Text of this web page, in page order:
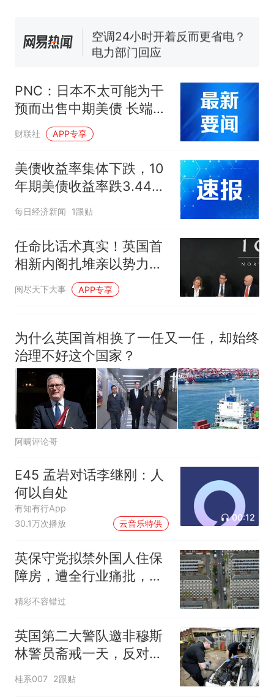
空调24小时开着反而更省电？
电力部门回应
试前13名均遭淘汰？教育局：
已叫停招聘，成立调查组全面
核查
“不建议大家买深色蛋糕”上热
搜，网友：天塌了！
那个在床头放菜刀的女孩，
人生
PNC：日本不太可能为干
预而出售中期美债 长端收
益率影响有限
财联社 APP专享
美债收益率集体下跌，10
年期美债收益率跌3.44个
基点
每日经济新闻 1跟贴
任命比话术真实！英国首
相新内阁扎堆亲以势力，
对外政策走向已定
阅尽天下大事 APP专享
为什么英国首相换了一任又一任，却始终
治理不好这个国家？
阿晭评论哥
E45 孟岩对话李继刚：人
何以自处
有知有行App
30.1万次播放
云音乐特供
00:12
英保守党拟禁外国人住保
障房，遭全行业痛批，数
千家庭或无家可归
精彩不容错过
英国第二大警队邀非穆斯
林警员斋戒一天，反对党
司法负责人痛批不妥
桂系007 2跟贴